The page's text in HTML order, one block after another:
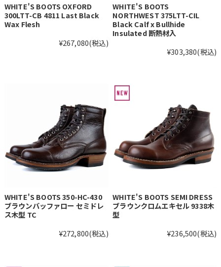
WHITE'S BOOTS OXFORD
300LTT-CB 4811 Last Black
Wax Flesh
¥267,080(税込)
WHITE'S BOOTS
NORTHWEST 375LTT-CIL
Black Calf x Bullhide
Insulated 断熱材入
¥303,380(税込)
WHITE'S BOOTS 350-HC-430
ブラウンバッファロー セミドレ
ス木型 TC
¥272,800(税込)
WHITE'S BOOTS SEMI DRESS
ブラウンクロムエキセル 9338木
型
¥236,500(税込)